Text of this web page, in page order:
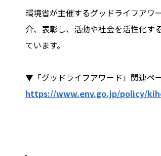
環境省が主催するグッドライフアワ
介、表彰し、活動や社会を活性化す
ています。
▼「グッドライフアワード」関連ペ
https://www.env.go.jp/policy/